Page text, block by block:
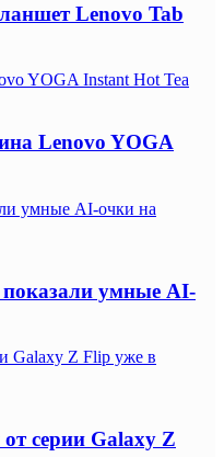
Lenovo Tab
YOGA Instant Hot Tea
Lenovo YOGA
умные AI-очки на
показали умные AI-
Galaxy Z Flip уже в
от серии Galaxy Z